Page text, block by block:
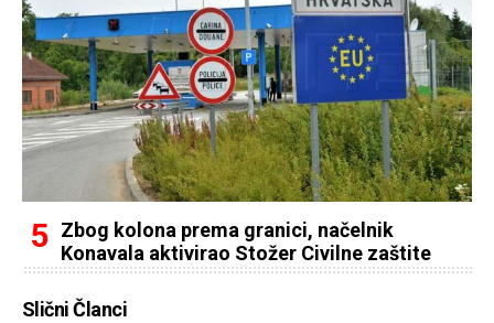
Zbog kolona prema granici, načelnik
Konavala aktivirao Stožer Civilne zaštite
Slični Članci